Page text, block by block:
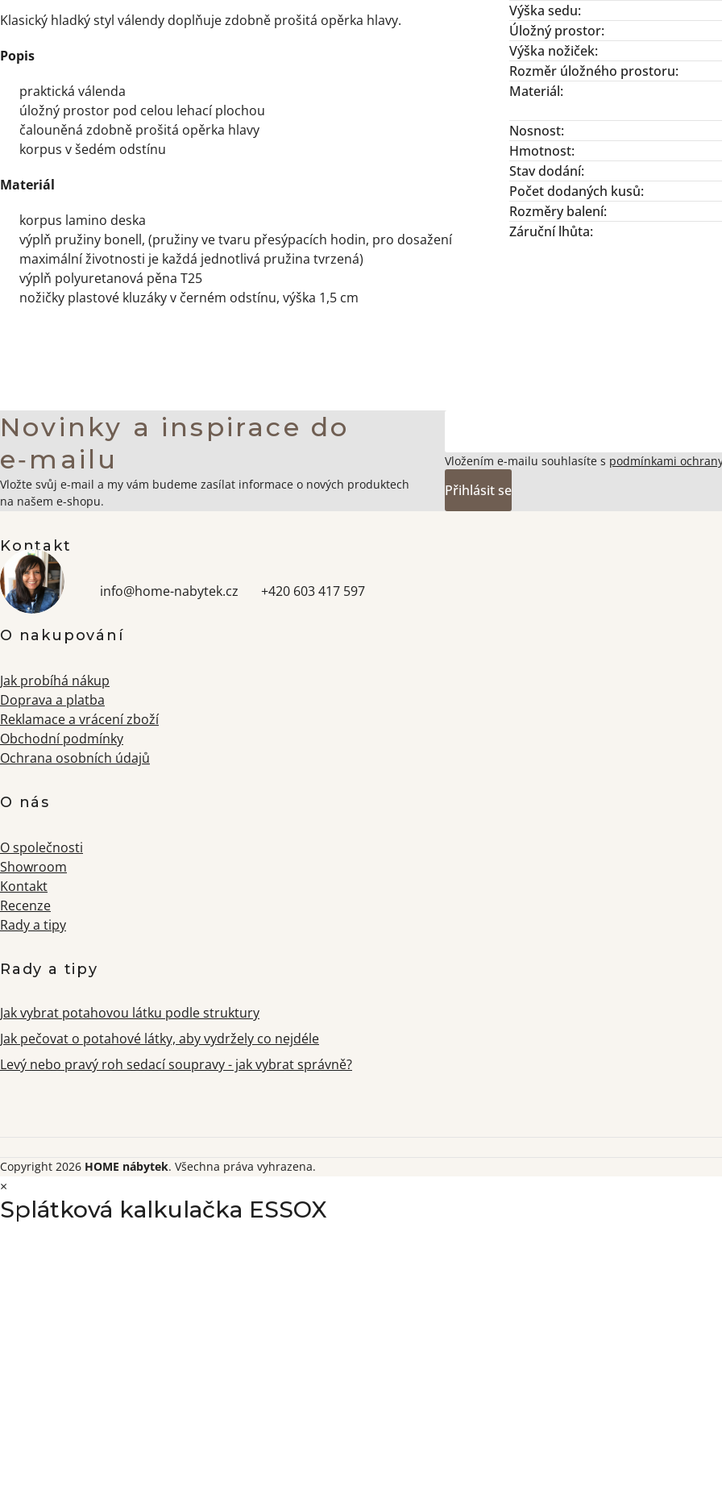
Klasický hladký styl válendy doplňuje zdobně prošitá opěrka hlavy.
Popis
praktická válenda
úložný prostor pod celou lehací plochou
čalouněná zdobně prošitá opěrka hlavy
korpus v šedém odstínu
Materiál
korpus lamino deska
výplň pružiny bonell, (pružiny ve tvaru přesýpacích hodin, pro dosažení
maximální životnosti je každá jednotlivá pružina tvrzená)
výplň polyuretanová pěna T25
nožičky plastové kluzáky v černém odstínu, výška 1,5 cm
Výška sedu:
Úložný prostor:
Výška nožiček:
Rozměr úložného prostoru:
Materiál:
Nosnost:
Hmotnost:
Stav dodání:
Počet dodaných kusů:
Rozměry balení:
Záruční lhůta:
Zápatí
Novinky a inspirace do
e‑mailu
Vložte svůj e-mail a my vám budeme zasílat informace o nových produktech
na našem e-shopu.
Vložením e-mailu souhlasíte s podmínkami
Přihlásit se
Kontakt
info@home-nabytek.cz +420 603 417 597
O nakupování
Jak probíhá nákup
Doprava a platba
Reklamace a vrácení zboží
Obchodní podmínky
Ochrana osobních údajů
O nás
O společnosti
Showroom
Kontakt
Recenze
Rady a tipy
Rady a tipy
Jak vybrat potahovou látku podle struktury
Jak pečovat o potahové látky, aby vydržely co nejdéle
Levý nebo pravý roh sedací soupravy - jak vybrat správně?
Copyright 2026 HOME nábytek. Všechna práva vyhrazena.
×
Splátková kalkulačka ESSOX